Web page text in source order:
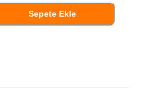
Sepete Ekle